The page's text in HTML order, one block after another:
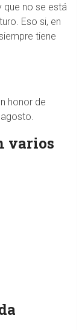
que no se está
Eso si, en
tiene
honor de
agosto.
varios